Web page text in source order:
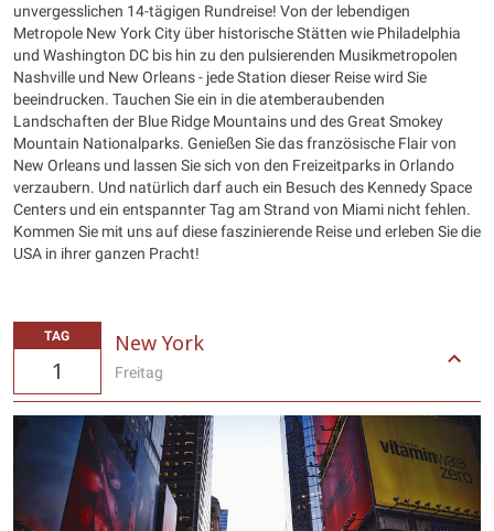
unvergesslichen 14-tägigen Rundreise! Von der lebendigen
Metropole New York City über historische Stätten wie Philadelphia
und Washington DC bis hin zu den pulsierenden Musikmetropolen
Nashville und New Orleans - jede Station dieser Reise wird Sie
beeindrucken. Tauchen Sie ein in die atemberaubenden
Landschaften der Blue Ridge Mountains und des Great Smokey
Mountain Nationalparks. Genießen Sie das französische Flair von
New Orleans und lassen Sie sich von den Freizeitparks in Orlando
verzaubern. Und natürlich darf auch ein Besuch des Kennedy Space
Centers und ein entspannter Tag am Strand von Miami nicht fehlen.
Kommen Sie mit uns auf diese faszinierende Reise und erleben Sie die
USA in ihrer ganzen Pracht!
TAG
1
New York
Freitag